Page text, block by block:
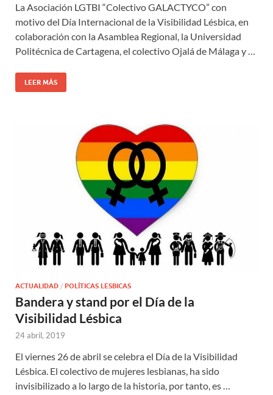
La Asociación LGTBI “Colectivo GALACTYCO” con
motivo del Día Internacional de la Visibilidad Lésbica, en
colaboración con la Asamblea Regional, la Universidad
Politécnica de Cartagena, el colectivo Ojalá de Málaga y …
LEER MÁS
ACTUALIDAD / POLÍTICAS LESBICAS
Bandera y stand por el Día de la
Visibilidad Lésbica
24 abril, 2019
El viernes 26 de abril se celebra el Día de la Visibilidad
Lésbica. El colectivo de mujeres lesbianas, ha sido
invisibilizado a lo largo de la historia, por tanto, es …